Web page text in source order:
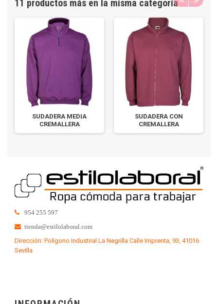
11 productos más en la misma categoría
SUDADERA MEDIA
CREMALLERA
SUDADERA CON
CREMALLERA
954 255 597
tienda@estilolaboral.com
Dirección: Polígono Industrial La Negrilla Calle Imprenta, 93, 41016
Sevilla